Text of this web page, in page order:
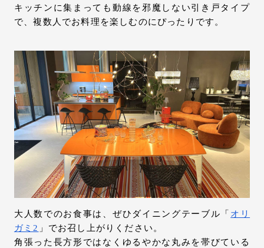
キッチンに集まっても動線を邪魔しない引き戸タイプ
で、複数人でお料理を楽しむのにぴったりです。
大人数でのお食事は、ぜひダイニングテーブル「 オリ
ガミ2 」でお召し上がりください。
角張った長方形ではなくゆるやかな丸みを帯びている